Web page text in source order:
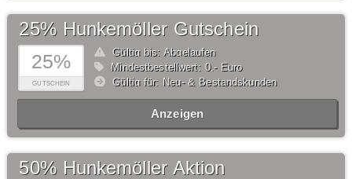
25%
GUTSCHEIN
25% Hunkemöller Gutschein
Gültig bis: Abgelaufen
Mindestbestellwert: 0,- Euro
Gültig für: Neu- & Bestandskunden
Anzeigen
50% Hunkemöller Aktion